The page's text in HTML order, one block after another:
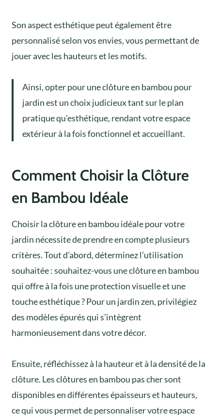
Son aspect esthétique peut également être
personnalisé selon vos envies, vous permettant de
jouer avec les hauteurs et les motifs.
Ainsi, opter pour une clôture en bambou pour
jardin est un choix judicieux tant sur le plan
pratique qu’esthétique, rendant votre espace
extérieur à la fois fonctionnel et accueillant.
Comment Choisir la Clôture
en Bambou Idéale
Choisir la clôture en bambou idéale pour votre
jardin nécessite de prendre en compte plusieurs
critères. Tout d’abord, déterminez l’utilisation
souhaitée : souhaitez-vous une clôture en bambou
qui offre à la fois une protection visuelle et une
touche esthétique ? Pour un jardin zen, privilégiez
des modèles épurés qui s’intègrent
harmonieusement dans votre décor.
Ensuite, réfléchissez à la hauteur et à la densité de la
clôture. Les clôtures en bambou pas cher sont
disponibles en différentes épaisseurs et hauteurs,
ce qui vous permet de personnaliser votre espace